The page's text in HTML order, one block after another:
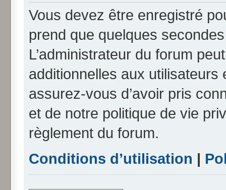
Vous devez être enregistré
prend que quelques
L’administrateur du forum
additionnelles aux
assurez-vous d’avoir pris
et de notre politique de vie
règlement du forum.
Conditions d’utilisation |